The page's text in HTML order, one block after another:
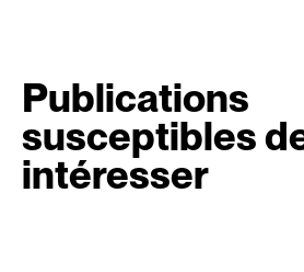
Publications
susceptibles
intéresser